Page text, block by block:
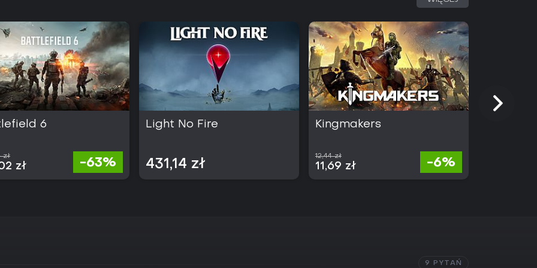
6
zł
zł -63%
Light No Fire
431,14 zł
Kingmakers
12,44 zł
11,69 zł -6%
9 PYTAŃ